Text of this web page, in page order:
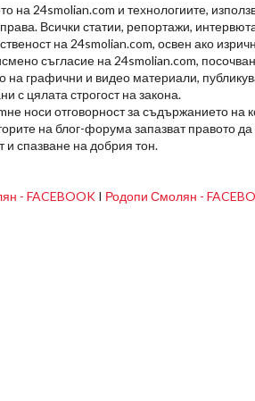
на 24smolian.com и технологиите,
Всички статии, репортажи,
на 24smolian.com, освен ако
съгласие на 24smolian.com,
на графични и видео материали,
с цялата строгост на закона.
носи отговорност за съдържанието на
на блог-форума запазват правото
и спазване на добрия тон.
- FACEBOOK I Родопи Смолян -